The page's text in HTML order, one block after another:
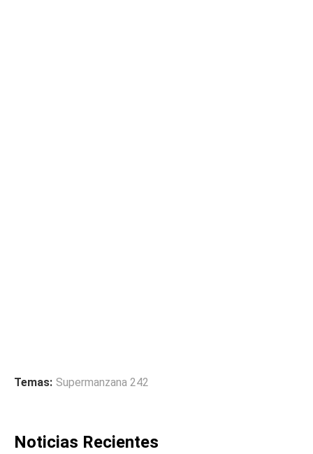
Temas: Supermanzana 242
Noticias Recientes